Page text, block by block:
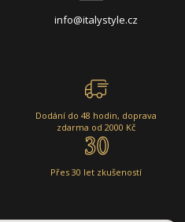
info@italystyle.cz
Dodání do 48 hodin, doprava
zdarma od 2000 Kč
Přes 30 let zkušeností